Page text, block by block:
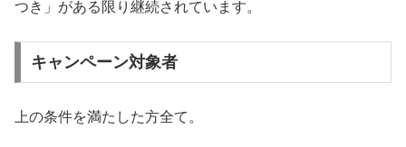
つき」がある限り継続されています。
キャンペーン対象者
上の条件を満たした方全て。